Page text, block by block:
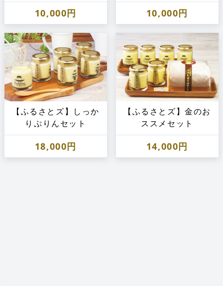
10,000円 10,000円
【ふるさとズ】しっか
りぷりんセット
18,000円
【ふるさとズ】金のお
ススメセット
14,000円